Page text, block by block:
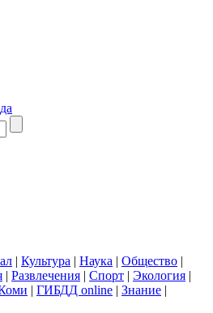
| Культура | Наука | Общество |
| Развлечения | Спорт | Экология |
| ГИБДД online | Знание |